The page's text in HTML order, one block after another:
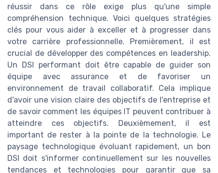
réussir dans ce rôle exige plus qu'une simple
compréhension technique. Voici quelques stratégies
clés pour vous aider à exceller et à progresser dans
votre carrière professionnelle. Premièrement, il est
crucial de développer des compétences en leadership.
Un DSI performant doit être capable de guider son
équipe avec assurance et de favoriser un
environnement de travail collaboratif. Cela implique
d'avoir une vision claire des objectifs de l'entreprise et
de savoir comment les équipes IT peuvent contribuer à
atteindre ces objectifs. Deuxièmement, il est
important de rester à la pointe de la technologie. Le
paysage technologique évoluant rapidement, un bon
DSI doit s'informer continuellement sur les nouvelles
tendances et technologies pour garantir que sa